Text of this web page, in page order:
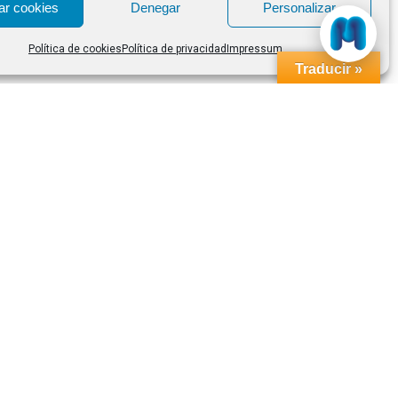
cookies Denegar Personalizar
Política de cookies Política de privacidad Impressum
Traducir »